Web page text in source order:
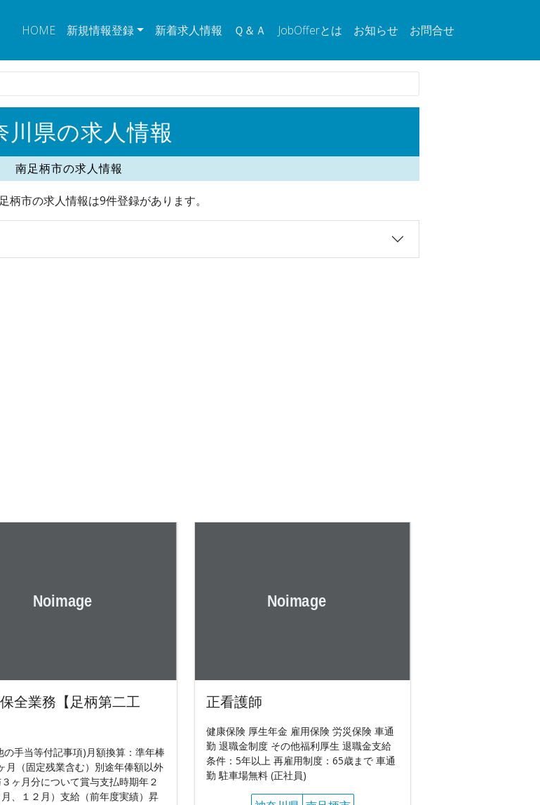
HOME 新規情報登録 新着求人情報 Ｑ＆Ａ JobOfferとは お知らせ お問合せ
川県の求人情報
南足柄市の求人情報
柄市の求人情報は9件登録があります。
全業務【足柄第二工
の手当等付記事項)月額換算：準年棒
月（固定残業含む）別途年俸額以外
ヶ月分について賞与支払時期年２
、１２月）支給（前年度実績）昇
正看護師
健康保険 厚生年金 雇用保険 労災保険 車通
勤 退職金制度 その他福利厚生 退職金支給
条件：5年以上 再雇用制度：65歳まで 車通
勤 駐車場無料 (正社員)